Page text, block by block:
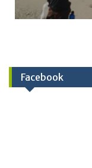
Facebook